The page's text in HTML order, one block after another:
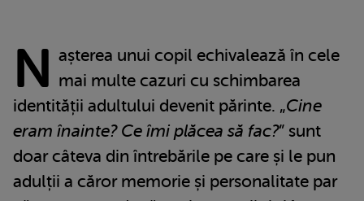
N așterea unui copil echivalează în cele
mai multe cazuri cu schimbarea
identității adultului devenit părinte. „Cine
eram înainte? Ce îmi plăcea să fac?” sunt
doar câteva din întrebările pe care și le pun
adulții a căror memorie și personalitate par